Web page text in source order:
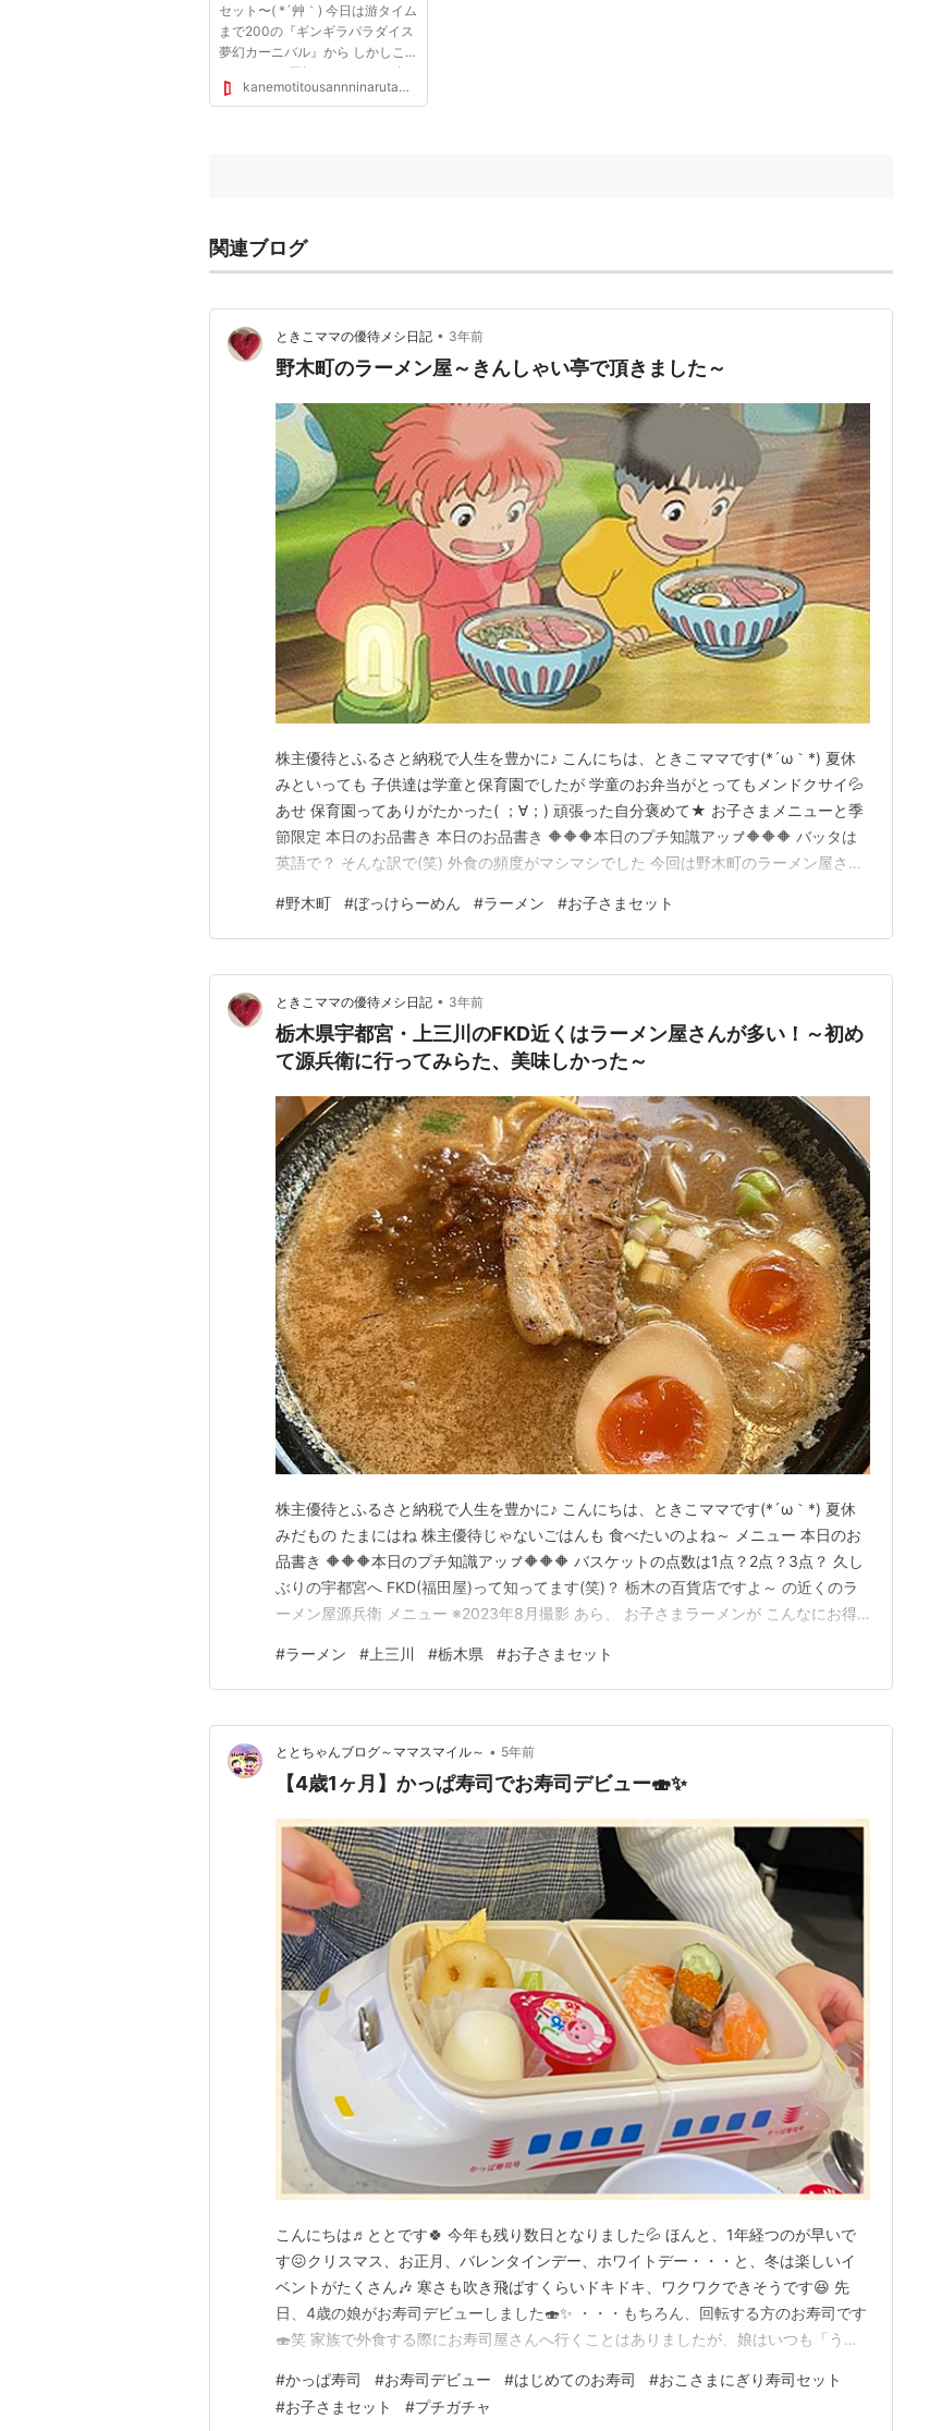
セット〜( *´艸｀) 今日は游タイム
まで200の『ギンギラパラダイス
夢幻カーニバル』から しかしこ
れがあと30回転でってとこで当
たり 勘弁してよ〜 そして確変な
kanemotitousannninarutameni.blog.jp
関連ブログ
ときこママの優待メシ日記 • 3年前
野木町のラーメン屋～きんしゃい亭で頂きました～
株主優待とふるさと納税で人生を豊かに♪ こんにちは、ときこママです(*´ω｀*) 夏休
みといっても 子供達は学童と保育園でしたが 学童のお弁当がとってもメンドクサイ💦
あせ 保育園ってありがたかった( ；∀；) 頑張った自分褒めて★ お子さまメニューと季
節限定 本日のお品書き 本日のお品書き 🔶🔶🔶本日のプチ知識アッㇷ゚🔶🔶🔶 バッタは
英語で？ そんな訳で(笑) 外食の頻度がマシマシでした 今回は野木町のラーメン屋さん
月撮影 季節限定メニュー 本日のお品書き パパはビールでカンパーイ曜日によってお得
な商品がある…
#野木町 #ぼっけらーめん #ラーメン #お子さまセット
ときこママの優待メシ日記 • 3年前
栃木県宇都宮・上三川のFKD近くはラーメン屋さんが多い！～初め
て源兵衛に行ってみらた、美味しかった～
株主優待とふるさと納税で人生を豊かに♪ こんにちは、ときこママです(*´ω｀*) 夏休
みだもの たまにはね 株主優待じゃないごはんも 食べたいのよね～ メニュー 本日のお
品書き 🔶🔶🔶本日のプチ知識アッㇷ゚🔶🔶🔶 バスケットの点数は1点？2点？3点？ 久し
ぶりの宇都宮へ FKD(福田屋)って知ってます(笑)？ 栃木の百貨店ですよ～ の近くのラ
ーメン屋源兵衛 メニュー ※2023年8月撮影 あら、 お子さまラーメンが こんなにお得
れに おもちゃも付いて デザートは おっとっとか、ゼリーか、シューアイスが 選べま…
#ラーメン # 上三川 #栃木県 #お子さまセット
ととちゃんブログ～ママスマイル～ • 5年前
【4歳1ヶ月】かっぱ寿司でお寿司デビュー🍣✨
こんにちは♬ととです🍀 今年も残り数日となりました💦 ほんと、1年経つのが早いで
す😖クリスマス、お正月、バレンタインデー、ホワイトデー・・・と、冬は楽しいイ
ベントがたくさん🎶 寒さも吹き飛ばすくらいドキドキ、ワクワクできそうです😆 先
日、4歳の娘がお寿司デビューしました🍣✨ ・・・もちろん、回転する方のお寿司です
🍣笑 家族で外食する際にお寿司屋さんへ行くことはありましたが、娘はいつも「うど
ました🍜🍟 一般的に刺身などの生ものは、3歳を目安に食べても良いとされています
🐟 離乳食を初めて食べる時同様に、最初は“体調の良い…
#かっぱ寿司 #お寿司デビュー #はじめてのお寿司 #おこさまにぎり寿司セット
#お子さまセット #プチガチャ